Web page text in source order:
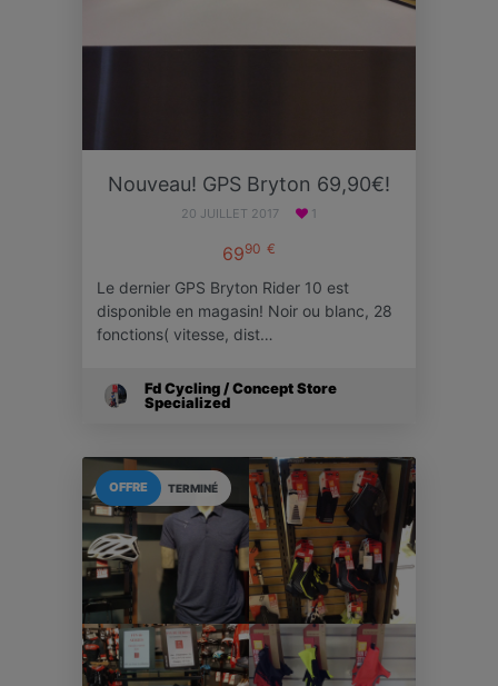
Nouveau! GPS Bryton 69,90€!
20 JUILLET 2017 1
6990 €
Le dernier GPS Bryton Rider 10 est
disponible en magasin! Noir ou blanc, 28
fonctions( vitesse, dist…
Fd Cycling / Concept Store
Specialized
TERMINÉ
OFFRE